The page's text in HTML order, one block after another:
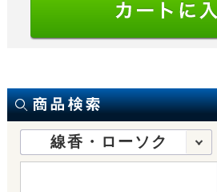
線香・ローソク